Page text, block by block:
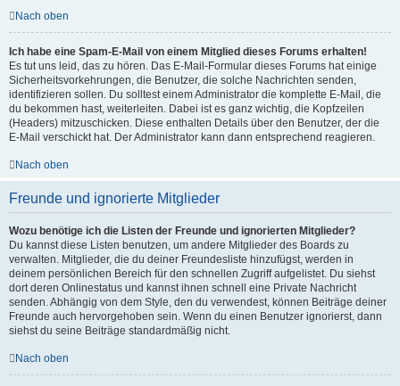
Nach oben
Ich habe eine Spam-E-Mail von einem Mitglied dieses Forums erhalten!
Es tut uns leid, das zu hören. Das E-Mail-Formular dieses Forums hat einige
Sicherheitsvorkehrungen, die Benutzer, die solche Nachrichten senden,
identifizieren sollen. Du solltest einem Administrator die komplette E-Mail, die
du bekommen hast, weiterleiten. Dabei ist es ganz wichtig, die Kopfzeilen
(Headers) mitzuschicken. Diese enthalten Details über den Benutzer, der die
E-Mail verschickt hat. Der Administrator kann dann entsprechend reagieren.
Nach oben
Freunde und ignorierte Mitglieder
Wozu benötige ich die Listen der Freunde und ignorierten Mitglieder?
Du kannst diese Listen benutzen, um andere Mitglieder des Boards zu
verwalten. Mitglieder, die du deiner Freundesliste hinzufügst, werden in
deinem persönlichen Bereich für den schnellen Zugriff aufgelistet. Du siehst
dort deren Onlinestatus und kannst ihnen schnell eine Private Nachricht
senden. Abhängig von dem Style, den du verwendest, können Beiträge deiner
Freunde auch hervorgehoben sein. Wenn du einen Benutzer ignorierst, dann
siehst du seine Beiträge standardmäßig nicht.
Nach oben